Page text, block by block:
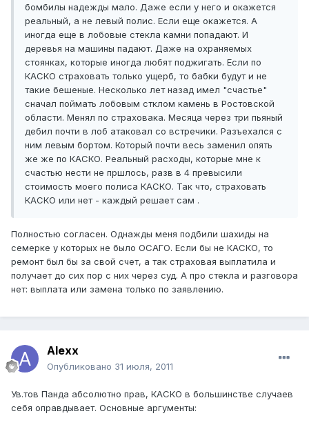
бомбилы надежды мало. Даже если у него и окажется
реальный, а не левый полис. Если еще окажется. А
иногда еще в лобовые стекла камни попадают. И
деревья на машины падают. Даже на охраняемых
стоянках, которые иногда любят поджигать. Если по
КАСКО страховать только ущерб, то бабки будут и не
такие бешеные. Несколько лет назад имел "счастье"
сначал поймать лобовым стклом камень в Ростовской
области. Менял по страховака. Месяца через три пьяный
дебил почти в лоб атаковал со встречики. Разъехался с
ним левым бортом. Который почти весь заменил опять
же же по КАСКО. Реальный расходы, которые мне к
счастью нести не пршлось, разв в 4 превысили
стоимость моего полиса КАСКО. Так что, страховать
КАСКО или нет - каждый решает сам .
Полностью согласен. Однажды меня подбили шахиды на
семерке у которых не было ОСАГО. Если бы не КАСКО, то
ремонт был бы за свой счет, а так страховая выплатила и
получает до сих пор с них через суд. А про стекла и разговора
нет: выплата или замена только по заявлению.
Alexx
Опубликовано 31 июля, 2011
Ув.тов Панда абсолютно прав, КАСКО в большинстве случаев
себя оправдывает. Основные аргументы: